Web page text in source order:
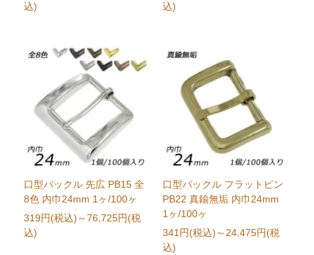
込)
込)
口型バックル 先広 PB15 全
8色 内巾24mm 1ヶ/100ヶ
319円(税込) ～76,725円(税
込)
口型バックル フラットピン
PB22 真鍮無垢 内巾24mm
1ヶ/100ヶ
341円(税込) ～24,475円(税
込)